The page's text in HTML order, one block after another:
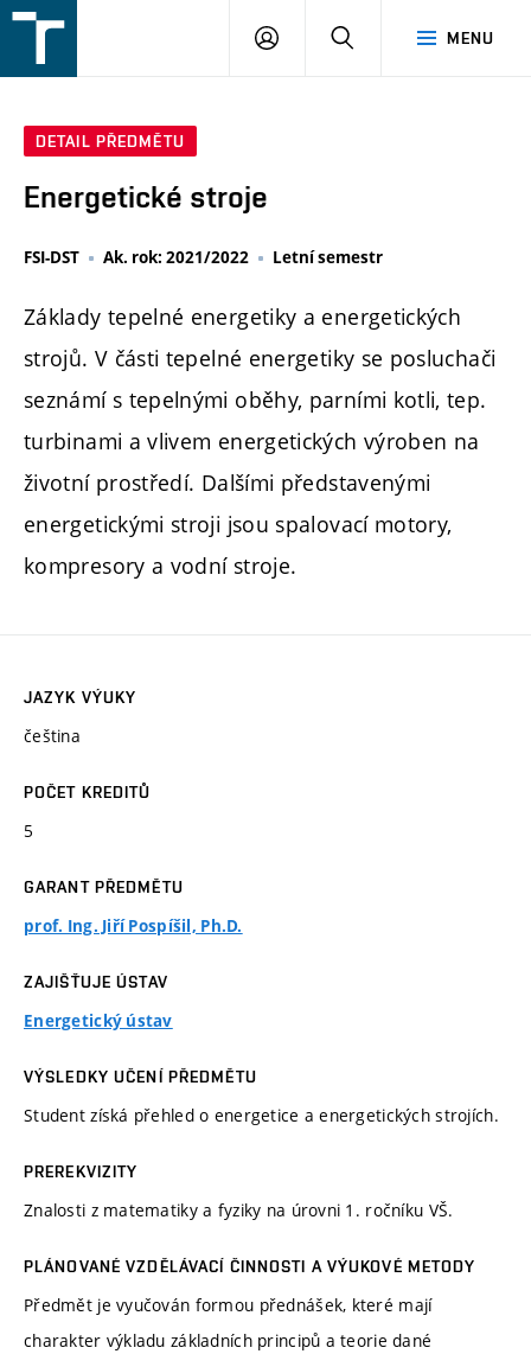
v
MENU
PŘIHLÁŠENÍ
DETAIL PŘEDMĚTU
Energetické stroje
FSI-DST Ak. rok: 2021/2022 Letní semestr
Základy tepelné energetiky a energetických
strojů. V části tepelné energetiky se posluchači
seznámí s tepelnými oběhy, parními kotli, tep.
turbinami a vlivem energetických výroben na
životní prostředí. Dalšími představenými
energetickými stroji jsou spalovací motory,
kompresory a vodní stroje.
JAZYK VÝUKY
čeština
POČET KREDITŮ
5
GARANT PŘEDMĚTU
prof. Ing. Jiří Pospíšil, Ph.D.
ZAJIŠŤUJE ÚSTAV
Energetický ústav
VÝSLEDKY UČENÍ PŘEDMĚTU
Student získá přehled o energetice a energetických strojích.
PREREKVIZITY
Znalosti z matematiky a fyziky na úrovni 1. ročníku VŠ.
PLÁNOVANÉ VZDĚLÁVACÍ ČINNOSTI A VÝUKOVÉ METODY
Předmět je vyučován formou přednášek, které mají
charakter výkladu základních principů a teorie dané